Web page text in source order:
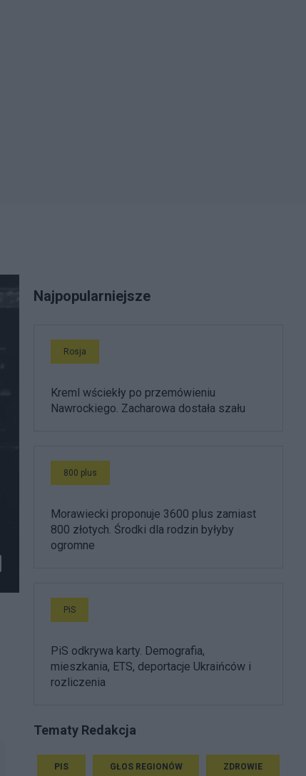
Najpopularniejsze
Rosja
Kreml wściekły po przemówieniu
Nawrockiego. Zacharowa dostała szału
800 plus
Morawiecki proponuje 3600 plus zamiast
800 złotych. Środki dla rodzin byłyby
ogromne
PiS
PiS odkrywa karty. Demografia,
mieszkania, ETS, deportacje Ukraińców i
rozliczenia
Tematy Redakcja
PIS GŁOS REGIONÓW ZDROWIE